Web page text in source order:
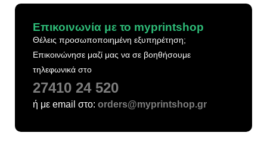
Επικοινωνία με το myprintshop
Θέλεις προσωποποιημένη εξυπηρέτηση;
Επικοινώνησε μαζί μας να σε βοηθήσουμε
τηλεφωνικά στο
27410 24 520
ή με email στο: orders@myprintshop.gr